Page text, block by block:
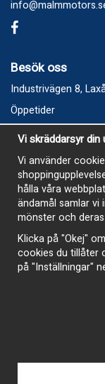
Besök oss
Industrivägen 8,
Öppetider
Vecka 32
Måndag kl 9-12, kl
Onsdag kl 9-12, kl
Tisdag, Tordag
E-Handelsbutiken
sommaren
Vi skräddarsyr din
Vi använder
hålla våra
ändamål samlar vi
mönster och
Klicka på "Okej"
cookies du tillåter
på "Inställningar"